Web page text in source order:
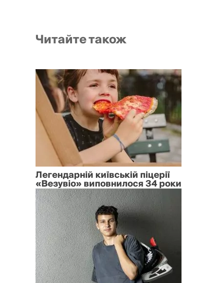
Читайте також
Легендарній київській піцерії
«Везувіо» виповнилося 34 роки